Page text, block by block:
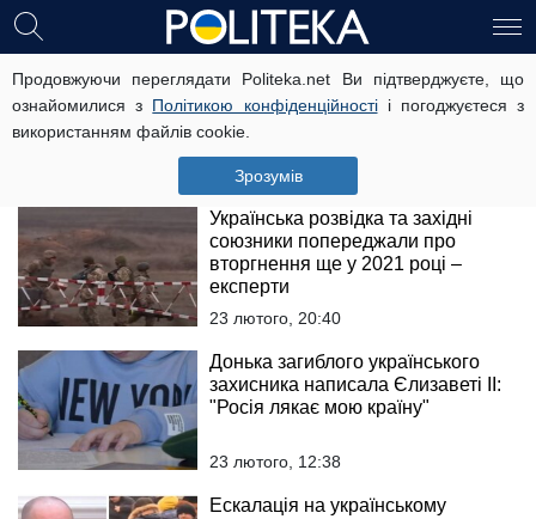
Продовжуючи переглядати Politeka.net Ви підтверджуєте, що
ознайомилися з Політикою конфіденційностіі погоджуєтеся з
використанням файлів cookie.
Зрозумів
Дружина "Холостяка" Добриніна
розповіла про серйозну травму
чоловіка: "Добре, що знайшли де
зашити!"
11 березня, 19:52
Українська розвідка та західні
союзники попереджали про
вторгнення ще у 2021 році –
експерти
23 лютого, 20:40
Донька загиблого українського
захисника написала Єлизаветі II:
"Росія лякає мою країну"
23 лютого, 12:38
Ескалація на українському